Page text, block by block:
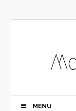
MENU